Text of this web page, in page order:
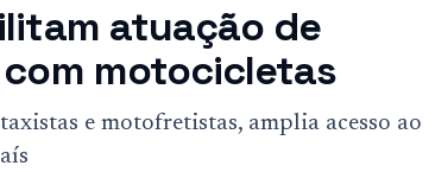
atuação de
motocicletas
e motofretistas, amplia acesso ao